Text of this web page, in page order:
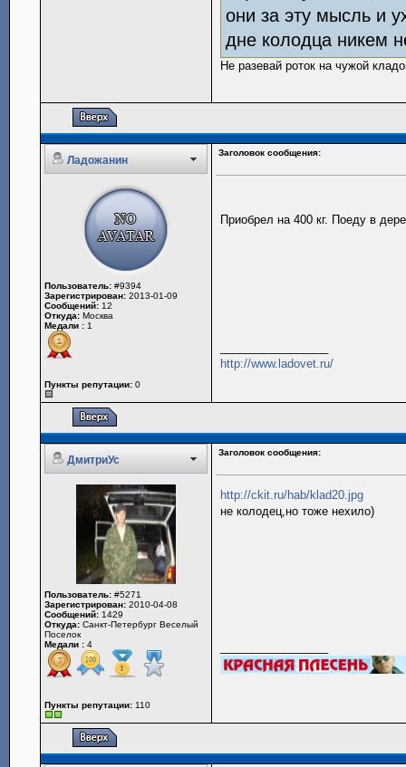
они за эту мысль и
дне колодца никем
Не разевай роток на чужой
Ладожанин
Заголовок сообщения:
Пользователь: #9394
Зарегистрирован: 2013-01-09
Сообщений: 12
Откуда: Москва
Медали : 1
Пункты репутации: 0
Приобрел на 400 кг. Поеду в
http://www.ladovet.ru/
ДмитриУс
Заголовок сообщения:
Пользователь: #5271
Зарегистрирован: 2010-04-08
Сообщений: 1429
Откуда: Санкт-Петербург Веселый
Поселок
Медали : 4
Пункты репутации: 110
http://ckit.ru/hab/klad20.jpg
не колодец,но тоже нехило)